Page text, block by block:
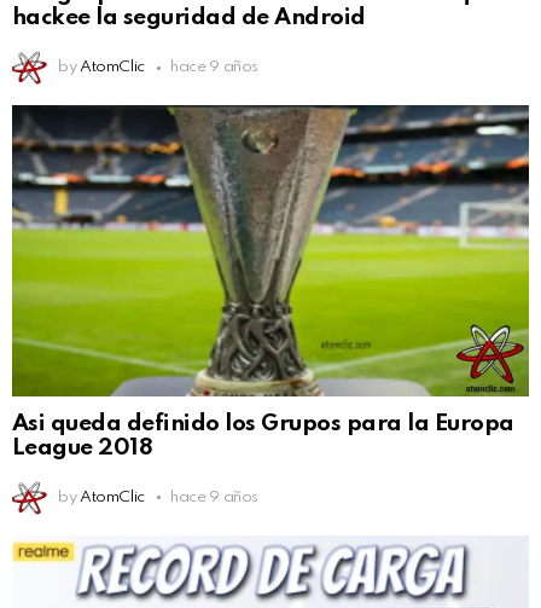
hackee la seguridad de Android
by AtomClic hace 9 años
Asi queda definido los Grupos para la Europa
League 2018
by AtomClic hace 9 años